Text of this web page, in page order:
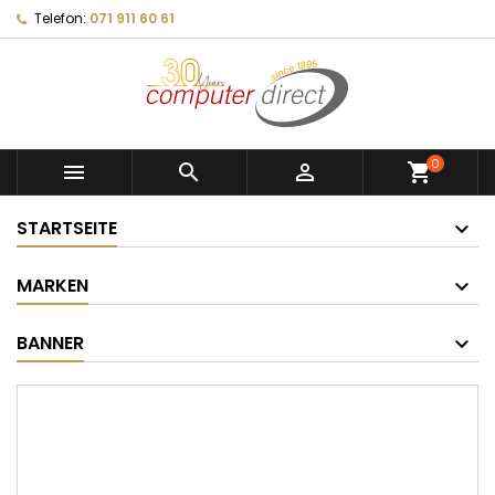
Telefon: 071 911 60 61
   shopping_cart0
STARTSEITE
MARKEN
BANNER